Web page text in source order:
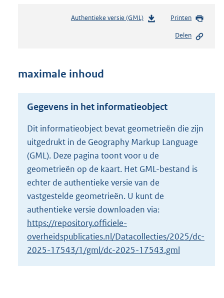
Authentieke versie (GML)b
s
r
o
t
t
e
1
2
K
Printen
Delen
maximale inhoud
Gegevens in het informatieobject
Dit informatieobject bevat geometrieën die zijn
uitgedrukt in de Geography Markup Language
(GML). Deze pagina toont voor u de
geometrieën op de kaart. Het GML-bestand is
echter de authentieke versie van de
vastgestelde geometrieën. U kunt de
authentieke versie downloaden via:
https://repository.officiele-
overheidspublicaties.nl/Datacollecties/2025/dc-
2025-17543/1/gml/dc-2025-17543.gml